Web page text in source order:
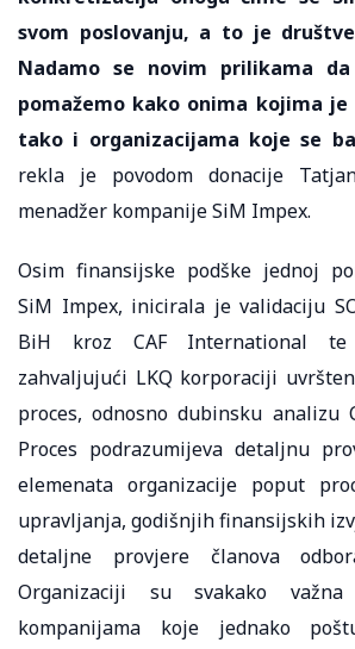
svom poslovanju, a to je
Nadamo se novim prilikama
pomažemo kako onima kojima je
tako i organizacijama koje se
rekla je povodom donacije
menadžer kompanije SiM Impex.
Osim finansijske podške jednoj
SiM Impex, inicirala je validaciju
BiH kroz CAF International
zahvaljujući LKQ korporaciji
proces, odnosno dubinsku analizu
Proces podrazumijeva detaljnu
elemenata organizacije poput
upravljanja, godišnjih finansijskih
detaljne provjere članova
Organizaciji su svakako
kompanijama koje jednako